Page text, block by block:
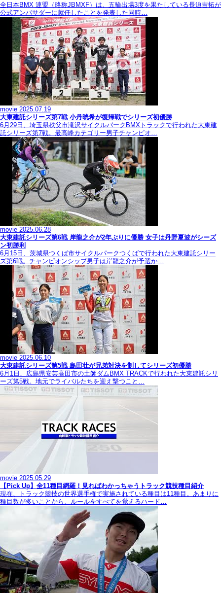
全日本BMX 連盟（略称JBMXF）は、五輪出場3度を果たしている長迫吉拓が
公式アンバサダーに就任したことを発表した同時…
movie 2025.07.19
大東建託シリーズ第7戦 ⼩丹晄希が復帰戦でシリーズ初優勝
6月29日、埼玉県秩父市滝沢サイクルパークBMXトラックで行われた大東建
託シリーズ第7戦。最高峰カテゴリー男子チャンピオ…
movie 2025.06.28
大東建託シリーズ第6戦 岸龍之介が2年ぶりに優勝 女子は丹野夏波がシーズ
ン初勝利
6月15日、茨城県つくば市サイクルパークつくばで行われた大東建託シリー
ズ第6戦。チャンピオンシップ男子は岸龍之介が予選か…
movie 2025.06.10
大東建託シリーズ第5戦 島田壮が兄弟対決を制してシリーズ初優勝
6月1日、広島県安芸高田市の土師ダムBMX TRACKで行われた大東建託シリ
ーズ第5戦。地元でライバルたちを迎え撃つこと…
movie 2025.05.29
【Pick Up】全11種目網羅！見ればわかっちゃうトラック競技種目紹介
現在、トラック競技の世界選手権で実施されている種目は11種目。あまりに
種目数が多いことから、ルールをすべてを覚えるハード…